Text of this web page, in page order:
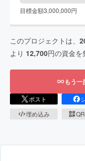
目標金額3,000,000円
このプロジェクトは、
より 12,700円の資金を
もう
ポスト
埋め込み